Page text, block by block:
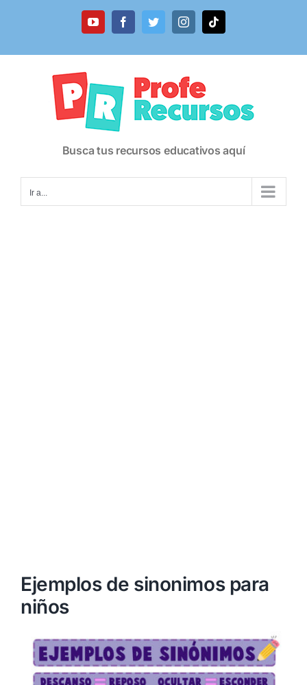
YouTubeFacebookTwitterInstagramTiktok
Busca tus recursos educativos aquí
Ir a...
Ejemplos de sinonimos para
niños